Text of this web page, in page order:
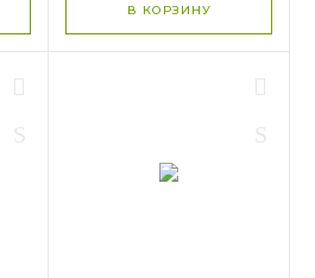
В КОРЗИНУ